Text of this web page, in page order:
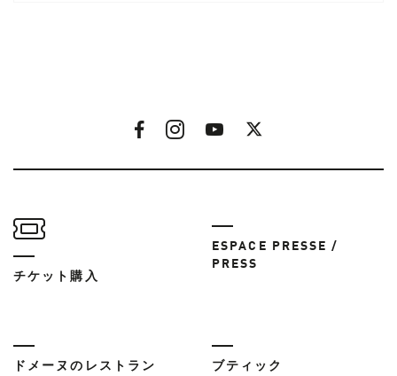
チケット購入
ESPACE PRESSE /
PRESS
ドメーヌのレストラン ブティック